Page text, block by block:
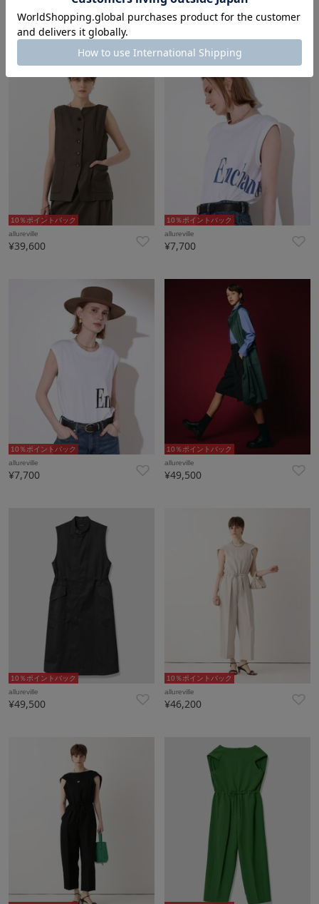
¥33,000
allureville
¥33,000
10％ポイントバック
allureville
¥39,600
10％ポイントバック
allureville
¥7,700
10％ポイントバック
allureville
¥7,700
10％ポイントバック
allureville
¥49,500
10％ポイントバック
allureville
¥49,500
10％ポイントバック
allureville
¥46,200